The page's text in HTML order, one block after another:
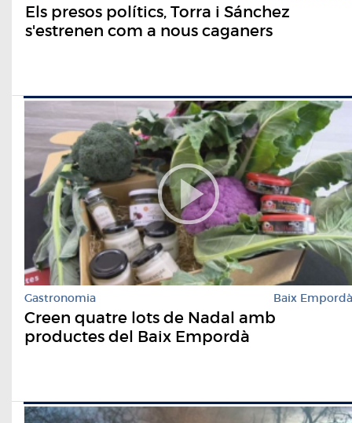
Els presos polítics, Torra i Sánchez
s'estrenen com a nous caganers
Gastronomia Baix Empordà
Creen quatre lots de Nadal amb
productes del Baix Empordà